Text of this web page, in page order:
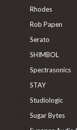
Rhodes
Rob Papen
Serato
SHIMBOL
Spectrasonics
STAY
Studiologic
Sugar Bytes